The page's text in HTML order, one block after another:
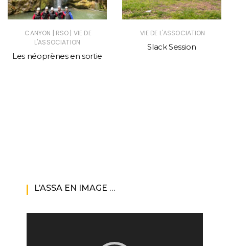
CANYON | RSO | VIE DE
L'ASSOCIATION
Les néoprènes en sortie
VIE DE L'ASSOCIATION
Slack Session
L’ASSA EN IMAGE …